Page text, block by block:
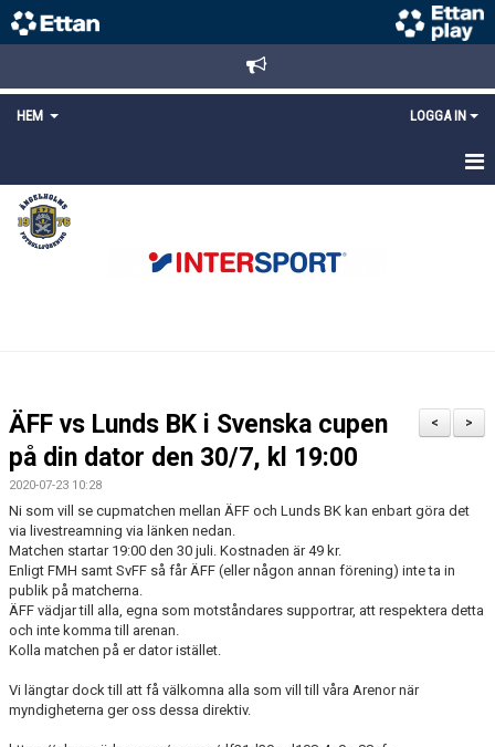
HEM LOGGA IN
STARTSIDA
NYHETER
LÄNKAR
MEDLEMS OCH TRÄNINGSAVGIFTER
>
<
ÄFF vs Lunds BK i Svenska cupen
på din dator den 30/7, kl 19:00
2020-07-23 10:28
Ni som vill se cupmatchen mellan ÄFF och Lunds BK kan enbart göra det
via livestreamning via länken nedan.
Matchen startar 19:00 den 30 juli. Kostnaden är 49 kr.
Enligt FMH samt SvFF så får ÄFF (eller någon annan förening) inte ta in
publik på matcherna.
ÄFF vädjar till alla, egna som motståndares supportrar, att respektera detta
och inte komma till arenan.
Kolla matchen på er dator istället.
Vi längtar dock till att få välkomna alla som vill till våra Arenor när
myndigheterna ger oss dessa direktiv.